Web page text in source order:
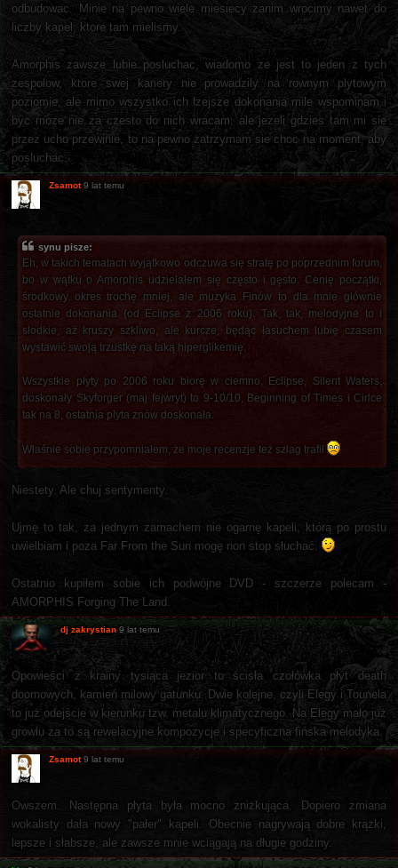
odbudowac. Minie na pewno wiele miesiecy zanim wrocimy nawet do
liczby kapel, ktore tam mielismy.
Amorphis zawsze lubie posluchac, wiadomo ze jest to jeden z tych
zespolow, ktore swej kariery nie prowadzily na rownym plytowym
poziomie, ale mimo wszystko ich lzejsze dokonania mile wspominam i
byc moze nie za czesto do nich wracam, ale jezeli gdzies tam mi sie
przez ucho przewinie, to na pewno zatrzymam sie choc na moment, aby
posluchac.
Zsamot 9 lat temu
synu pisze:
Eh, w takich tematach wyjątkowo odczuwa się stratę po poprzednim forum,
bo w wątku o Amorphis udzielałem się często i gęsto. Cenię początki,
środkowy okres trochę mniej, ale muzyka Finów to dla mnie głównie
ostatnie dokonania (od Eclipse z 2006 roku). Tak, tak, melodyjne to i
słodkie, aż kruszy szkliwo, ale kurcze, będąc łasuchem lubię czasem
wystawić swoją trzustkę na taką hiperglikemię.
Wszystkie płyty po 2006 roku biorę w ciemno, Eclipse, Silent Waters,
doskonały Skyforger (maj fejwryt) to 9-10/10, Beginning of Times i Cirlce
tak na 8, ostatnia plyta znów doskonała.
Właśnie sobie przypomniałem, że moje recenzje też szlag trafił
Niestety. Ale chuj sentymenty.
Ujmę to tak, za jednym zamachem nie ogarnę kapeli, którą po prostu
uwielbiam i poza Far From the Sun mogę non stop słuchać.
Ostatnio kupiłem sobie ich podwójne DVD - szczerze polecam -
AMORPHIS Forging The Land.
dj zakrystian 9 lat temu
Opowieści z krainy tysiąca jezior to ścisła czołówka płyt death
doomowych, kamień milowy gatunku. Dwie kolejne, czyli Elegy i Tounela
to już odejście w kierunku tzw. metalu klimatycznego. Na Elegy mało już
growlu za to są rewelacyjne kompozycje i specyficzna fińska melodyka.
Zsamot 9 lat temu
Owszem. Następna płyta była mocno zniżkująca. Dopiero zmiana
wokalisty dała nowy "pałer" kapeli. Obecnie nagrywają dobre krążki,
lepsze i słabsze, ale zawsze mnie wciągają na długie godziny.